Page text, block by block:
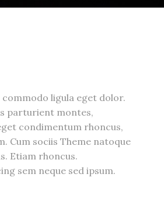
ligula eget dolor.
parturient montes,
condimentum rhoncus,
Cum sociis Theme natoque
Etiam rhoncus.
sem neque sed ipsum.